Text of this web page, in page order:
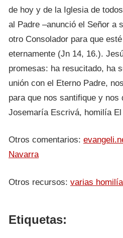
de hoy y de la Iglesia de
al Padre –anunció el Señor a
otro Consolador para que
eternamente (Jn 14, 16.).
promesas: ha resucitado, ha
unión con el Eterno Padre,
para que nos santifique y nos
Josemaría Escrivá, homilía
Otros comentarios:
Navarra
Otros recursos: varias
Etiquetas: